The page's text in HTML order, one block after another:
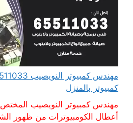
كمبيوتر بالمنزل
مهندس كمبيوتر النويصيب المختص
أعطال الكومبيوترات من ظهور